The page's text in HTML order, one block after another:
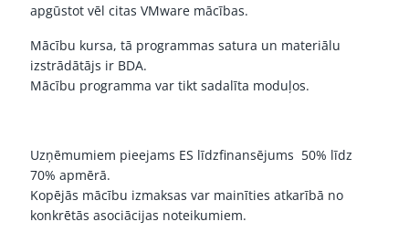
apgūstot vēl citas VMware mācības.
Mācību kursa, tā programmas satura un materiālu
izstrādātājs ir BDA.
Mācību programma var tikt sadalīta moduļos.
Uzņēmumiem pieejams ES līdzfinansējums 50% līdz
70% apmērā.
Kopējās mācību izmaksas var mainīties atkarībā no
konkrētās asociācijas noteikumiem.